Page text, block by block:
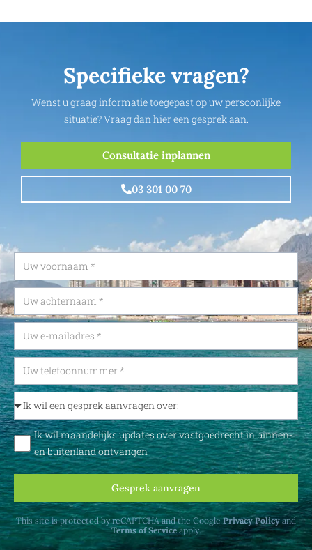
Specifieke vragen?
Wenst u graag informatie toegepast op uw persoonlijke
situatie? Vraag dan hier een gesprek aan.
Consultatie inplannen
03 301 00 70
Ik wil maandelijks updates over vastgoedrecht in binnen-
en buitenland ontvangen
Gesprek aanvragen
This site is protected by reCAPTCHA and the GooglePrivacy Policyand
Terms of Serviceapply.